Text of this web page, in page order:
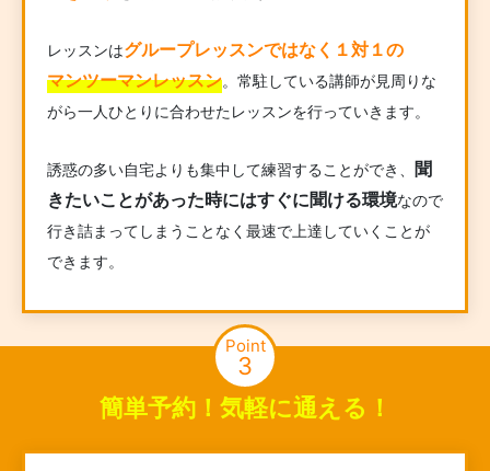
レッスンはグループレッスンではなく１対１の
マンツーマンレッスン。常駐している講師が見周りな
がら一人ひとりに合わせたレッスンを行っていきます。
誘惑の多い自宅よりも集中して練習することができ、
聞
きたいことがあった時にはすぐに聞ける環境なので
行き詰まってしまうことなく最速で上達していくことが
できます。
Point
3
簡単予約！気軽に通える！